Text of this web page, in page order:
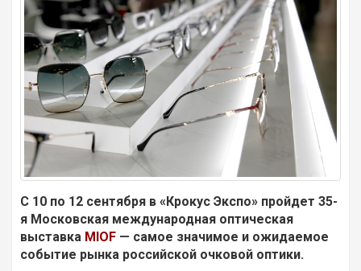
С 10 по 12 сентября в «Крокус Экспо» пройдет 35-
я Московская международная оптическая
выставка MIOF — самое значимое и ожидаемое
событие рынка российской очковой оптики.